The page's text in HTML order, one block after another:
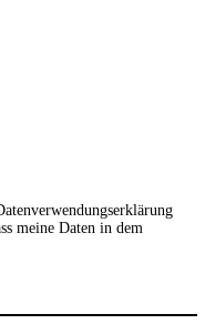
meine Daten in dem